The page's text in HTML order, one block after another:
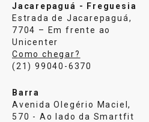
Jacarepaguá - Freguesia
Estrada de Jacarepaguá,
7704 – Em frente ao
Unicenter
Como chegar?
(21) 99040-6370
Barra
Avenida Olegério Maciel,
570 - Ao lado da Smartfit